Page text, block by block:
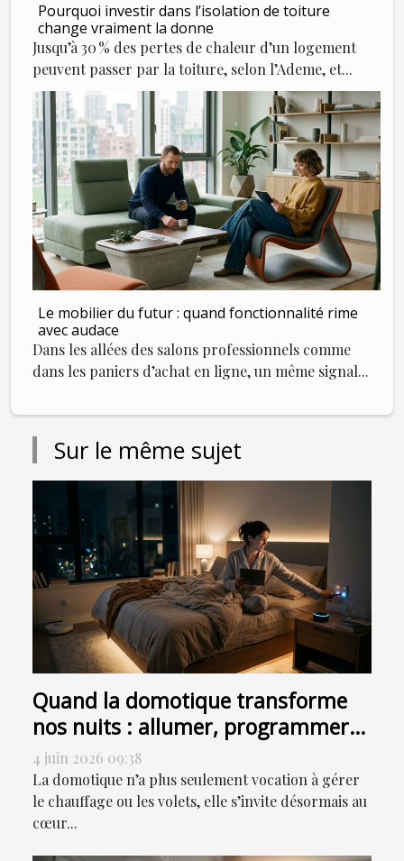
Pourquoi investir dans l’isolation de toiture
change vraiment la donne
Jusqu’à 30 % des pertes de chaleur d’un logement
peuvent passer par la toiture, selon l’Ademe, et...
Le mobilier du futur : quand fonctionnalité rime
avec audace
Dans les allées des salons professionnels comme
dans les paniers d’achat en ligne, un même signal...
Sur le même sujet
Quand la domotique transforme
nos nuits : allumer, programmer
ou sensoriser ?
4 juin 2026 09:38
La domotique n’a plus seulement vocation à gérer
le chauffage ou les volets, elle s’invite désormais au
cœur...